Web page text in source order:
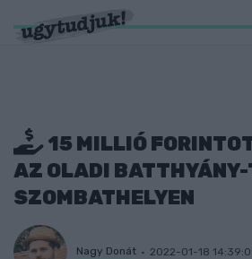
15 MILLIÓ
AZ OLADI
SZOMBATHELYEN
Nagy Donát 2022-01-18